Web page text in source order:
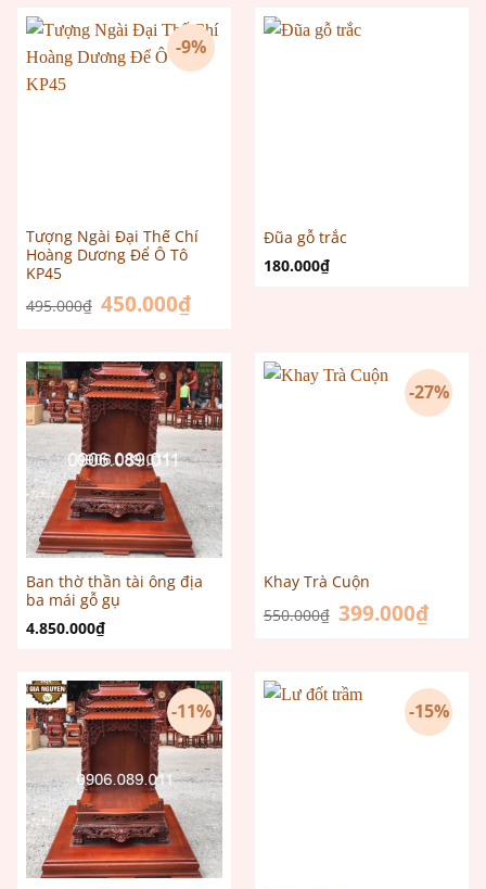
1.100.000₫.
-9%
Tượng Ngài Đại Thế Chí
Hoàng Dương Để Ô Tô
KP45
495.000₫ Giá
gốc
450.000₫Giá
hiện
450.000₫.
Đũa gỗ trắc
180.000₫
Ban thờ thần tài ông địa
ba mái gỗ gụ
4.850.000₫
-27%
Khay Trà Cuộn
550.000₫ Giá
gốc
399.000₫Giá
hiện
-11% -15%